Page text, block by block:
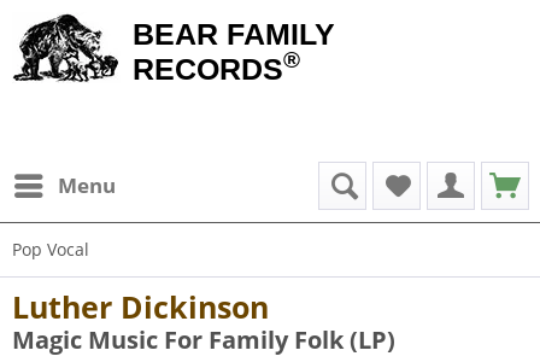
BEAR FAMILY
RECORDS®
Menu
Pop Vocal
Luther Dickinson
Magic Music For Family Folk (LP)